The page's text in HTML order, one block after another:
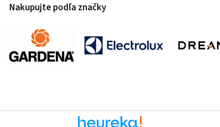
Nakupujte podľa značky